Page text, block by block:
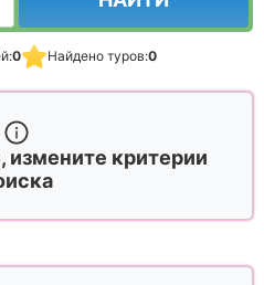
0 Найдено туров:0
критерии